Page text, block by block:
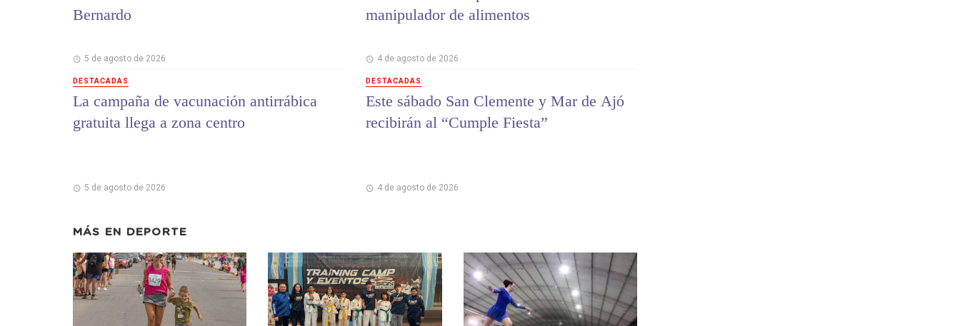
Bernardo
5 de agosto de 2026
DESTACADAS
La campaña de vacunación antirrábica
gratuita llega a zona centro
5 de agosto de 2026
manipulador de alimentos
4 de agosto de 2026
DESTACADAS
Este sábado San Clemente y Mar de Ajó
recibirán al “Cumple Fiesta”
4 de agosto de 2026
MÁS EN DEPORTE